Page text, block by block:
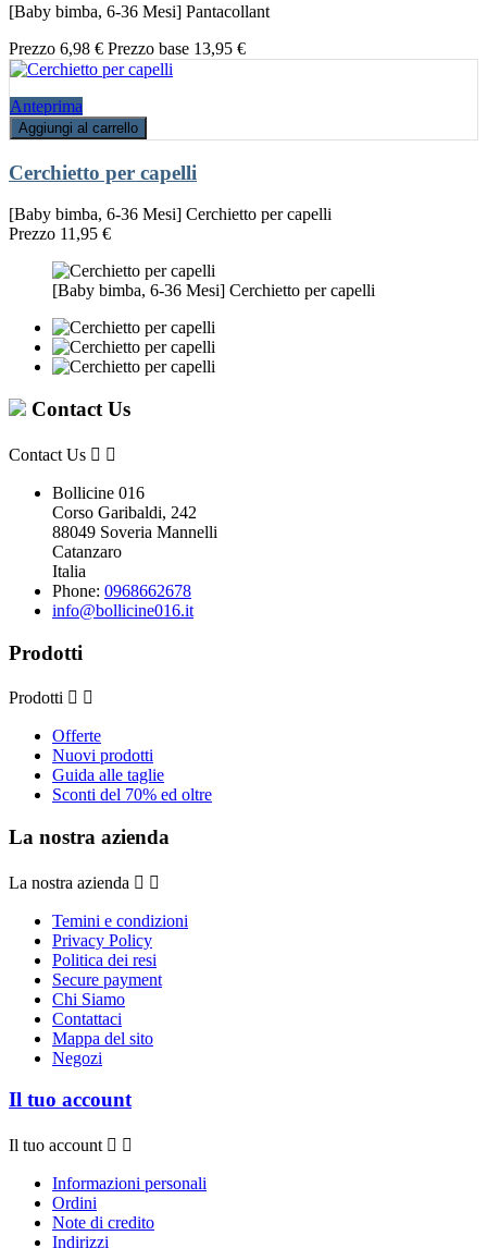
[Baby bimba, 6-36 Mesi] Pantacollant
Prezzo 6,98 € Prezzo base 13,95 €
Anteprima
Aggiungi al carrello
Cerchietto per capelli
[Baby bimba, 6-36 Mesi] Cerchietto per capelli
Prezzo 11,95 €
[Baby bimba, 6-36 Mesi] Cerchietto per capelli
Contact Us
Contact Us  
Bollicine 016
Corso Garibaldi, 242
88049 Soveria Mannelli
Catanzaro
Italia
Phone: 0968662678
info@bollicine016.it
Prodotti
Prodotti  
Offerte
Nuovi prodotti
Guida alle taglie
Sconti del 70% ed oltre
La nostra azienda
La nostra azienda  
Temini e condizioni
Privacy Policy
Politica dei resi
Secure payment
Chi Siamo
Contattaci
Mappa del sito
Negozi
Il tuo account
Il tuo account  
Informazioni personali
Ordini
Note di credito
Indirizzi